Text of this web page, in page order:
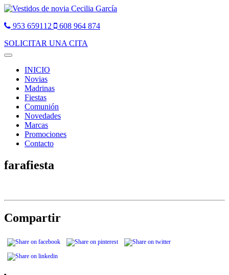
953 659112
608 964 874
SOLICITAR UNA CITA
Toggle
navigationINICIO
Novias
Madrinas
Fiestas
Comunión
Novedades
Marcas
Promociones
Contacto
farafiesta
Compartir